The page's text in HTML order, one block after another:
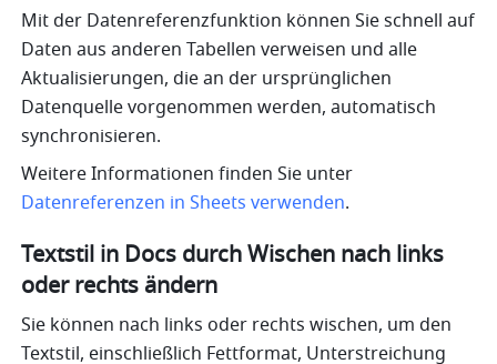
Mit der Datenreferenzfunktion können Sie schnell auf
Daten aus anderen Tabellen verweisen und alle
Aktualisierungen, die an der ursprünglichen
Datenquelle vorgenommen werden, automatisch
synchronisieren.
Datenreferenzen in Sheets verwenden.
Textstil in Docs durch Wischen nach links
oder rechts ändern
Sie können nach links oder rechts wischen, um den
Textstil, einschließlich Fettformat, Unterstreichung